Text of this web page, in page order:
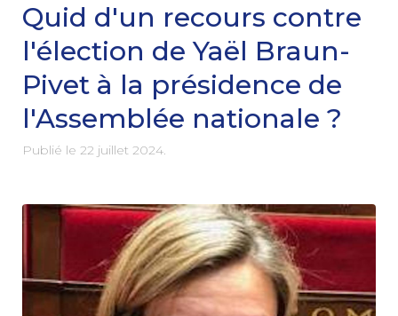
Quid d'un recours contre
l'élection de Yaël Braun-
Pivet à la présidence de
l'Assemblée nationale ?
Publié le 22 juillet 2024.